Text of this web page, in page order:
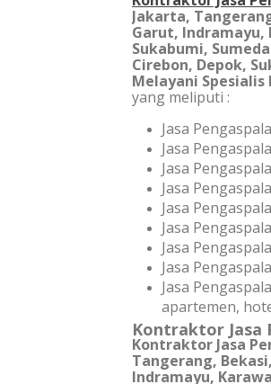
Jakarta,
Garut, Indramayu,
Sukabumi,
Cirebon, Depok,
Melayani Spesialis
yang meliputi :
Jasa
Jasa
Jasa
Jasa
Jasa
Jasa
Jasa
Jasa
Jasa
apartemen,
Kontraktor Jasa
Kontraktor Jasa
Tangerang,
Indramayu,